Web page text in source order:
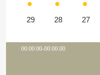
27
28
29
00:00:00-00:00:00